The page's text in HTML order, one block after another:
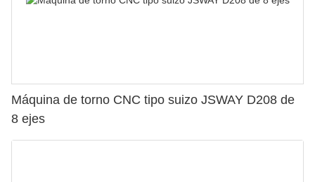
Máquina de torno CNC tipo suizo JSWAY D208 de
8 ejes